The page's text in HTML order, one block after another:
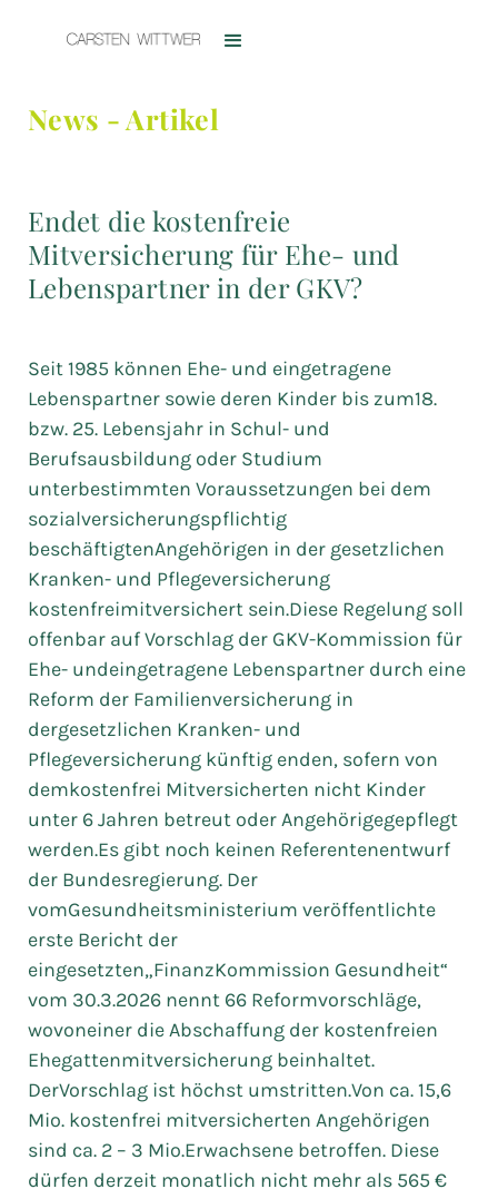
News - Artikel
Endet die kostenfreie
Mitversicherung für Ehe- und
Lebenspartner in der GKV?
Seit 1985 können Ehe- und eingetragene
Lebenspartner sowie deren Kinder bis zum18.
bzw. 25. Lebensjahr in Schul- und
Berufsausbildung oder Studium
unterbestimmten Voraussetzungen bei dem
sozialversicherungspflichtig
beschäftigtenAngehörigen in der gesetzlichen
Kranken- und Pflegeversicherung
kostenfreimitversichert sein.Diese Regelung soll
offenbar auf Vorschlag der GKV-Kommission für
Ehe- undeingetragene Lebenspartner durch eine
Reform der Familienversicherung in
dergesetzlichen Kranken- und
Pflegeversicherung künftig enden, sofern von
demkostenfrei Mitversicherten nicht Kinder
unter 6 Jahren betreut oder Angehörigegepflegt
werden.Es gibt noch keinen Referentenentwurf
der Bundesregierung. Der
vomGesundheitsministerium veröffentlichte
erste Bericht der
eingesetzten„FinanzKommission Gesundheit“
vom 30.3.2026 nennt 66 Reformvorschläge,
wovoneiner die Abschaffung der kostenfreien
Ehegattenmitversicherung beinhaltet.
DerVorschlag ist höchst umstritten.Von ca. 15,6
Mio. kostenfrei mitversicherten Angehörigen
sind ca. 2 – 3 Mio.Erwachsene betroffen. Diese
dürfen derzeit monatlich nicht mehr als 565 €